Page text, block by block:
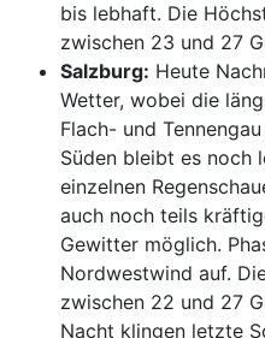
bis lebhaft. Die
zwischen 23 und 27
Salzburg: Heute
Wetter, wobei die
Flach- und
Süden bleibt es noch
einzelnen
auch noch teils
Gewitter möglich.
Nordwestwind auf.
zwischen 22 und 27
Nacht klingen letzte